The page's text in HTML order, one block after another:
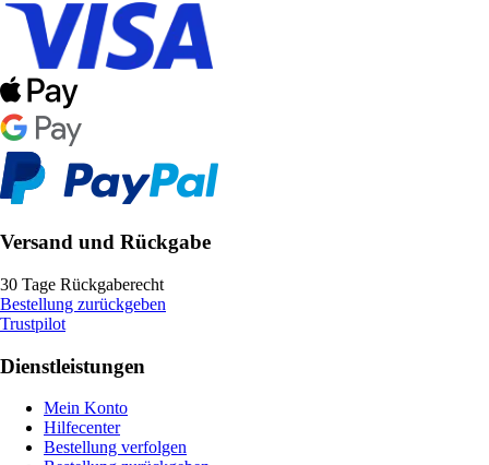
Versand und Rückgabe
30 Tage Rückgaberecht
Bestellung zurückgeben
Trustpilot
Dienstleistungen
Mein Konto
Hilfecenter
Bestellung verfolgen